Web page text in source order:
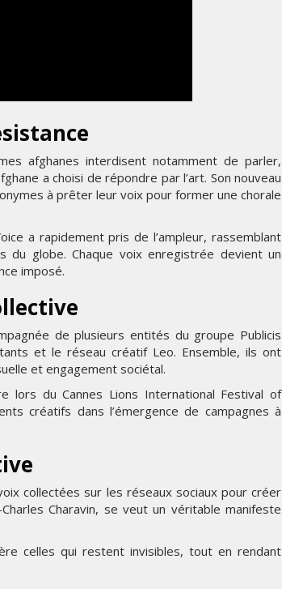
afghanes interdisent notamment de parler,
a choisi de répondre par l’art. Son nouveau
à prêter leur voix pour former une chorale
a rapidement pris de l’ampleur, rassemblant
du globe. Chaque voix enregistrée devient un
imposé.
de plusieurs entités du groupe Publicis
et le réseau créatif Leo. Ensemble, ils ont
et engagement sociétal.
du Cannes Lions International Festival of
créatifs dans l’émergence de campagnes à
collectées sur les réseaux sociaux pour créer
Charavin, se veut un véritable manifeste
celles qui restent invisibles, tout en rendant